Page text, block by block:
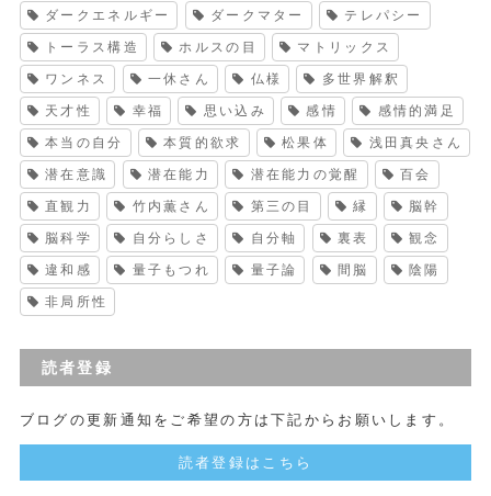
ダークエネルギー ダークマター テレパシー
トーラス構造 ホルスの目 マトリックス
ワンネス 一休さん 仏様 多世界解釈
天才性 幸福 思い込み 感情 感情的満足
本当の自分 本質的欲求 松果体 浅田真央さん
潜在意識 潜在能力 潜在能力の覚醒 百会
直観力 竹内薫さん 第三の目 縁 脳幹
脳科学 自分らしさ 自分軸 裏表 観念
違和感 量子もつれ 量子論 間脳 陰陽
非局所性
読者登録
ブログの更新通知をご希望の方は下記からお願いします。
読者登録はこちら